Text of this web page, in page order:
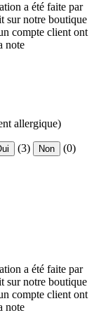
a été faite par
sur notre boutique
compte client ont
note
allergique)
(3) Non (0)
a été faite par
sur notre boutique
compte client ont
note